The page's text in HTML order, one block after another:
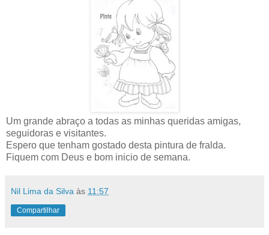
Um grande abraço a todas as minhas queridas amigas,
seguidoras e visitantes.
Espero que tenham gostado desta pintura de fralda.
Fiquem com Deus e bom inicio de semana.
Nil Lima da Silva às 11:57
Compartilhar